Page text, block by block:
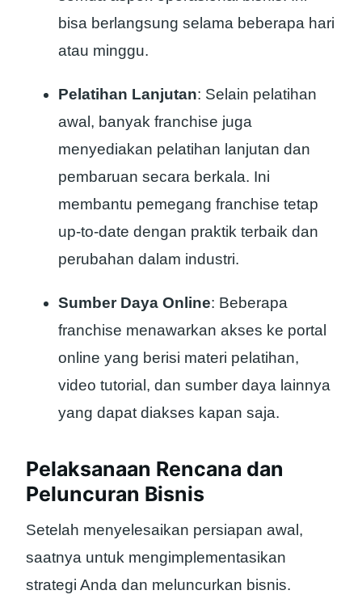
bisa berlangsung selama beberapa hari
atau minggu.
Pelatihan Lanjutan: Selain pelatihan
awal, banyak franchise juga
menyediakan pelatihan lanjutan dan
pembaruan secara berkala. Ini
membantu pemegang franchise tetap
up-to-date dengan praktik terbaik dan
perubahan dalam industri.
Sumber Daya Online: Beberapa
franchise menawarkan akses ke portal
online yang berisi materi pelatihan,
video tutorial, dan sumber daya lainnya
yang dapat diakses kapan saja.
Pelaksanaan Rencana dan
Peluncuran Bisnis
Setelah menyelesaikan persiapan awal,
saatnya untuk mengimplementasikan
strategi Anda dan meluncurkan bisnis.